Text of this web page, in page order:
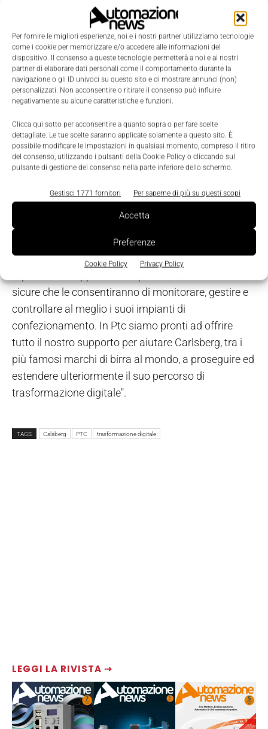
Per fornire le migliori esperienze, noi e i nostri partner utilizziamo tecnologie
come i cookie per memorizzare e/o accedere alle informazioni del
dispositivo. Il consenso a queste tecnologie permetterà a noi e ai nostri
partner di elaborare dati personali come il comportamento durante la
navigazione o gli ID univoci su questo sito e di mostrare annunci (non)
personalizzati. Non acconsentire o ritirare il consenso può influire
negativamente su alcune caratteristiche e funzioni.
Clicca qui sotto per acconsentire a quanto sopra o per fare scelte
dettagliate. Le tue scelte saranno applicate solamente a questo sito. È
possibile modificare le impostazioni in qualsiasi momento, compreso il ritiro
del consenso, utilizzando i pulsanti della Cookie Policy o cliccando sul
pulsante di gestione del consenso nella parte inferiore dello schermo.
Gestisci 1771 fornitori Per saperne di più su questi scopi
Accetta
Preferenze
Cookie Policy Privacy Policy
LEGGI LA RIVISTA ⇢
“I responsabili di produzione di tutti e 28 i birrifici,
nonché il personale Carlsberg nella sede centrale,
saranno ora in grado di monitorare e analizzare le
operationsin tempo reale, siaon site che da remoto”,
prosegue Marco Farina."Carlsberg intende costruire
una catena del valore digitale end-to-end, capace di
generare un impatto positivo lungo tutto il flusso
operativo, dalle previsioni di vendita
all'approvvigionamento delle materie prime, alla
tutto per servire al meglio i nostri clienti".
Paolo Delnevo, Vice President Ser & GM Italy Ptc
sottolinea: "Con Ptc e Microsoft Azure, Carlsberg è
stata in grado di sviluppare e distribuire
sicure che le consentiranno di monitorare, gestire e
controllare al meglio i suoi impianti di
confezionamento. In Ptc siamo pronti ad offrire
tutto il nostro supporto per aiutare Carlsberg, tra i
più famosi marchi di birra al mondo, a proseguire ed
estendere ulteriormente il suo percorso di
trasformazione digitale".
TAGS Calsberg PTC trasformazione digitale